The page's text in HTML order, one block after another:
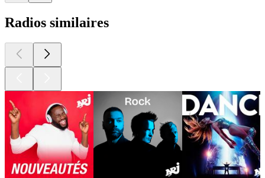
Radios similaires